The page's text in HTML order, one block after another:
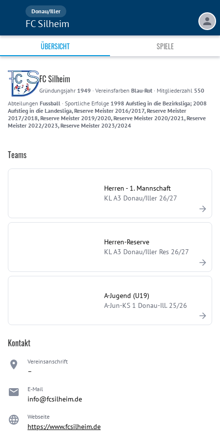
Donau/Iller
FC Silheim
ÜBERSICHT SPIELE
FC Silheim
Gründungsjahr 1949 · Vereinsfarben Blau-Rot · Mitgliederzahl 550
Abteilungen Fussball · Sportliche Erfolge 1998 Aufstieg in die Bezirksliga; 2008
Aufstieg in die Landesliga, Reserve Meister 2016/2017, Reserve Meister
2017/2018, Reserve Meister 2019/2020, Reserve Meister 2020/2021, Reserve
Meister 2022/2023, Reserve Meister 2023/2024
Teams
Herren - 1. Mannschaft
KL A3 Donau/Iller 26/27
Herren-Reserve
KL A3 Donau/Iller Res 26/27
A-Jugend (U19)
A-Jun-KS 1 Donau-Ill. 25/26
Kontakt
Vereinsanschrift
–
E-Mail
info@fcsilheim.de
Webseite
https://www.fcsilheim.de